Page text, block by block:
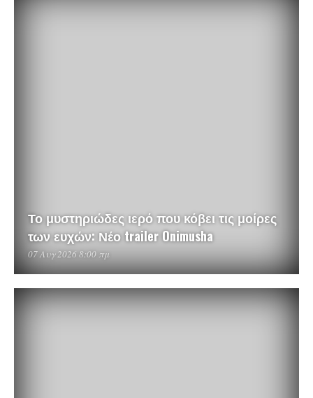
Το μυστηριώδες ιερό που κόβει τις μοίρες
των ευχών: Νέο trailer Onimusha
07 Αυγ 2026 8:00 πμ